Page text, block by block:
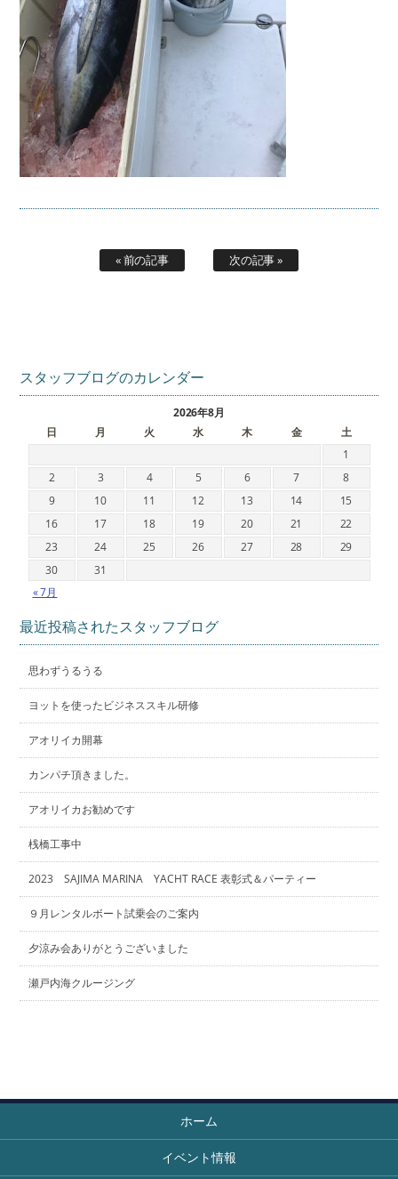
« 前の記事 次の記事 »
スタッフブログのカレンダー
2026年8月
日
月 火 水 木 金 土
« 7月
1
2
3 4 5 6 7
8
9
10 11 12 13 14
15
16
17 18 19 20 21
22
23
24 25 26 27 28
29
30
31
最近投稿されたスタッフブログ
思わずうるうる
ヨットを使ったビジネススキル研修
アオリイカ開幕
カンパチ頂きました。
アオリイカお勧めです
桟橋工事中
2023 SAJIMA MARINA YACHT RACE 表彰式＆パーティー
９月レンタルボート試乗会のご案内
夕涼み会ありがとうございました
瀬戸内海クルージング
ホーム
イベント情報